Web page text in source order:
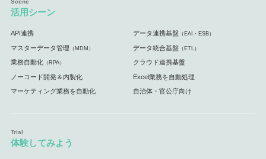
活用シーン
API連携 データ連携基盤 （EAI・ESB）
マスターデータ管理 （MDM） データ統合基盤 （ETL）
業務自動化（RPA） クラウド連携基盤
ノーコード開発＆内製化 Excel業務を自動処理
マーケティング業務を自動化 自治体・官公庁向け
体験してみよう